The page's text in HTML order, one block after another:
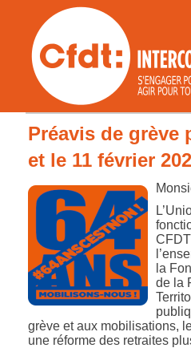
Préavis de grève
et le 11 février
la
de la
grève et aux mobilisations,
une réforme des retraites